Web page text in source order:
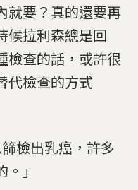
就要？真的還要再
候拉利森總是回
檢查的話，或許很
代檢查的方式
篩檢出乳癌，許多
」